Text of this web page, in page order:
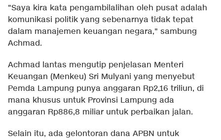
"Saya kira kata pengambilalihan oleh pusat adalah
komunikasi politik yang sebenarnya tidak tepat
dalam manajemen keuangan negara," sambung
Achmad.
Achmad lantas mengutip penjelasan Menteri
Keuangan (Menkeu) Sri Mulyani yang menyebut
Pemda Lampung punya anggaran Rp2,16 triliun, di
mana khusus untuk Provinsi Lampung ada
anggaran Rp886,8 miliar untuk perbaikan jalan.
Selain itu, ada gelontoran dana APBN untuk